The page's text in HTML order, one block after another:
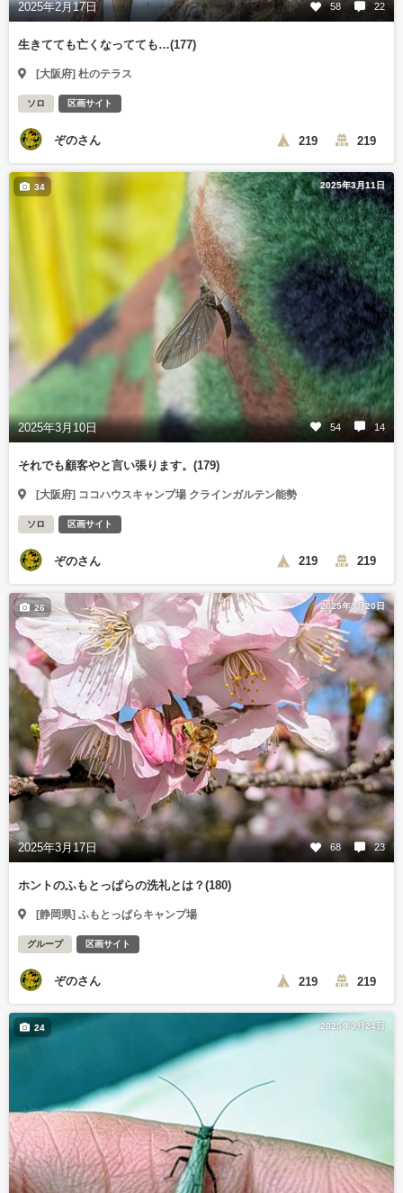
2025年2月17日 58 22
生きてても亡くなってても…(177)
[大阪府] 杜のテラス
ソロ 区画サイト
ぞのさん 219 219
2025年3月11日
2025年3月10日 54 14
34
それでも顧客やと言い張ります。(179)
[大阪府] ココハウスキャンプ場 クラインガルテン能勢
ソロ 区画サイト
ぞのさん 219 219
2025年3月20日
2025年3月17日 68 23
26
ホントのふもとっぱらの洗礼とは？(180)
[静岡県] ふもとっぱらキャンプ場
グループ 区画サイト
ぞのさん 219 219
2025年3月24日
24